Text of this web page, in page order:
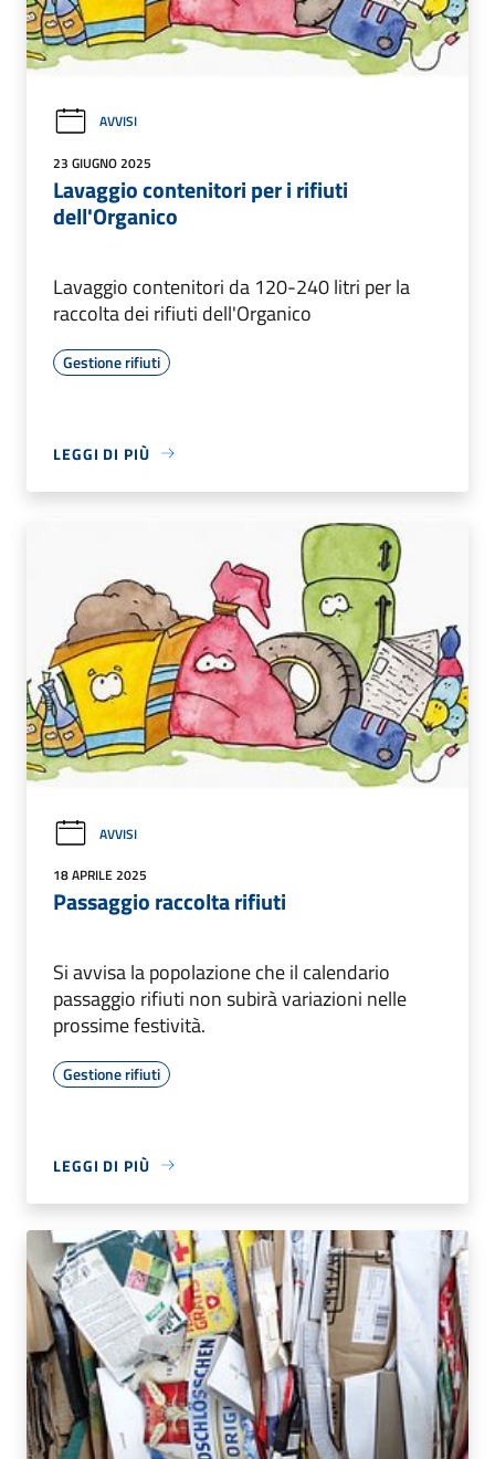
AVVISI
23 GIUGNO 2025
Lavaggio contenitori per i rifiuti
dell'Organico
Lavaggio contenitori da 120-240 litri per la
raccolta dei rifiuti dell'Organico
Gestione rifiuti
LEGGI DI PIÙ
AVVISI
18 APRILE 2025
Passaggio raccolta rifiuti
Si avvisa la popolazione che il calendario
passaggio rifiuti non subirà variazioni nelle
prossime festività.
Gestione rifiuti
LEGGI DI PIÙ